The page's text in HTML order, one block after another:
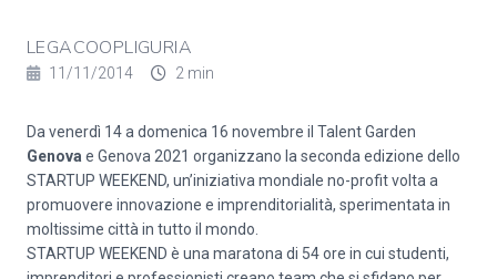
LEGACOOPLIGURIA
11/11/2014 2 min
Da venerdì 14 a domenica 16 novembre il Talent Garden
Genova e Genova 2021 organizzano la seconda edizione dello
STARTUP WEEKEND, un’iniziativa mondiale no-profit volta a
promuovere innovazione e imprenditorialità, sperimentata in
moltissime città in tutto il mondo.
STARTUP WEEKEND è una maratona di 54 ore in cui studenti,